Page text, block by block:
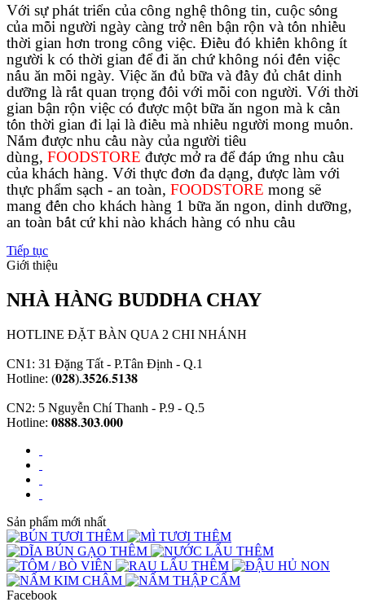
Với sựphát triển của công nghệ thông tin, cuộc sống
của mỗi người ngày càng trởnên bận rộn và tốn nhiều
thời gian hơn trong công việc. Điều đó khiến không ít
người k có thời gian đểđi ăn chứkhông nói đến việc
nấu ăn mỗi ngày. Việc ăn đủ bữa và đầy đủ chất dinh
dưỡng là rất quan trọng đối với mỗi con người. Với thời
gian bận rộn việc có được một bữa ăn ngon mà k cần
tốn thời gian đi lại là điều mà nhiều người mong muốn.
Nắm được nhu cầu này của người tiêu
dùng, FOODSTORE được mởra đểđáp ứng nhu cầu
của khách hàng. Với thực đơn đa dạng, được làm với
thực phẩm sạch - an toàn, FOODSTORE mong sẽ
mang đến cho khách hàng 1 bữa ăn ngon, dinh dưỡng,
an toàn bất cứkhi nào khách hàng có nhu cầu
Tiếp tục
Giới thiệu
NHÀ HÀNG BUDDHA CHAY
HOTLINE ĐẶT BÀN QUA 2 CHI NHÁNH
CN1: 31 Đặng Tất - P.Tân Định - Q.1
Hotline: (𝟎𝟐𝟖).𝟑𝟓𝟐𝟔.𝟓𝟏𝟑𝟖
CN2: 5 Nguyễn Chí Thanh - P.9 - Q.5
Hotline: 𝟎𝟖𝟖𝟖.𝟑𝟎𝟑.𝟎𝟎𝟎
Sản phẩm mới nhất
Facebook